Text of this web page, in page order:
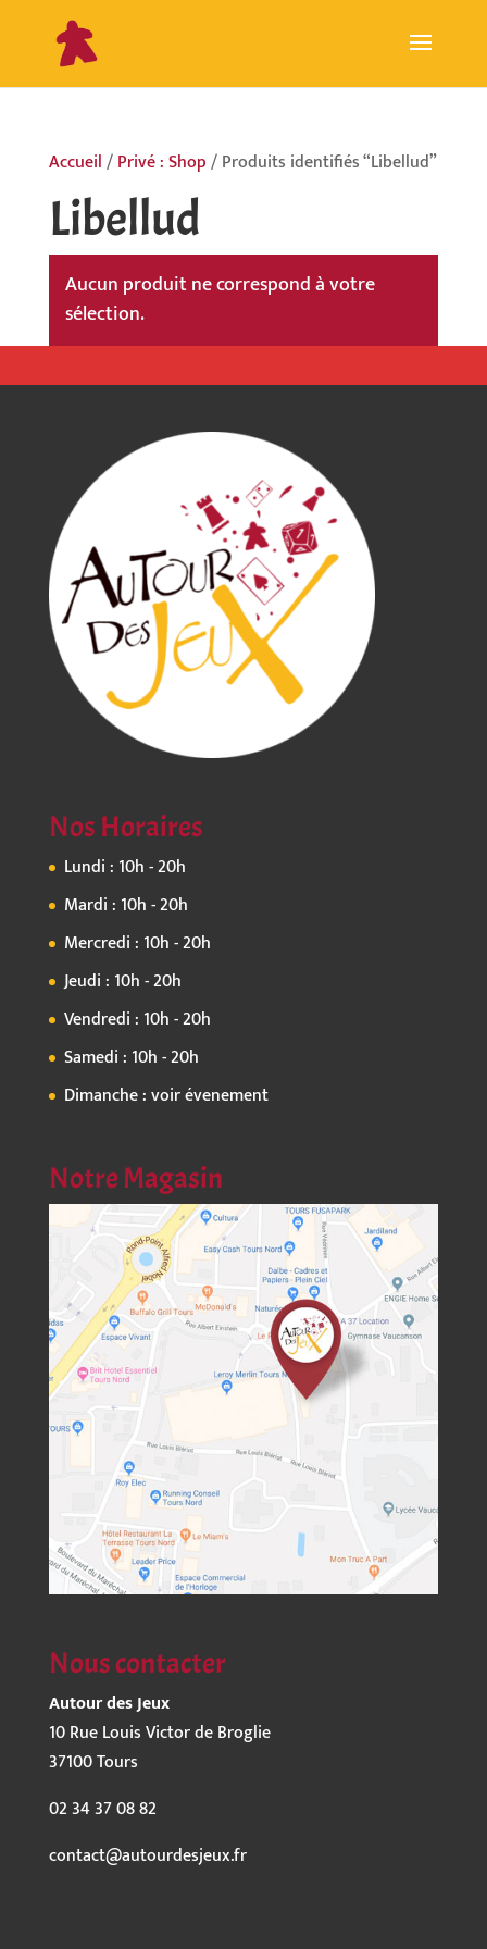
Accueil/Privé : Shop/ Produits identifiés “Libellud”
Libellud
Aucun produit ne correspond à votre
sélection.
Nos Horaires
Lundi : 10h - 20h
Mardi : 10h - 20h
Mercredi : 10h - 20h
Jeudi : 10h - 20h
Vendredi : 10h - 20h
Samedi : 10h - 20h
Dimanche : voir évenement
Notre Magasin
Nous contacter
Autour des Jeux
10 Rue Louis Victor de Broglie
37100 Tours
02 34 37 08 82
contact@autourdesjeux.fr